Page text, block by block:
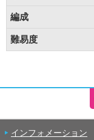
編成
難易度
インフォメーション